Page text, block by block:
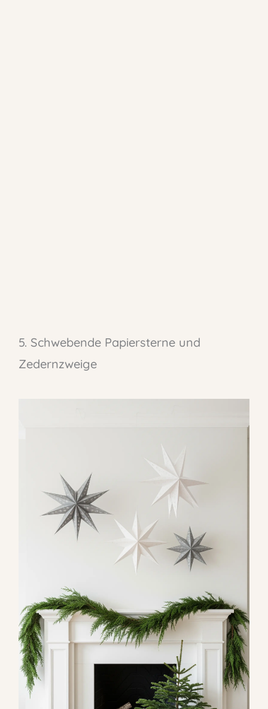
5. Schwebende Papiersterne und
Zedernzweige